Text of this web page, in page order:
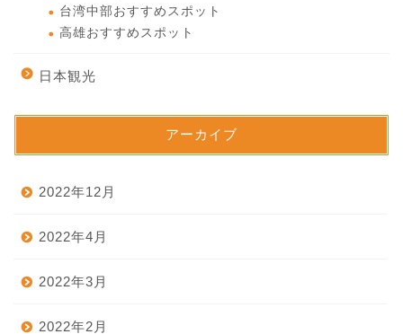
台湾中部おすすめスポット
高雄おすすめスポット
日本観光
アーカイブ
2022年12月
2022年4月
2022年3月
2022年2月